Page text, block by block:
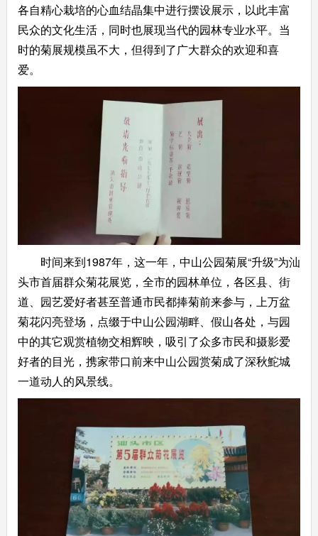
各自精心栽培的心血结晶集中进行摆设展示，以此丰富
民众的文化生活，同时也展现当代的园林专业水平。当
时的菊展规模虽不大，但得到了广大群众的欢迎和喜
爱。
时间来到1987年，这一年，中山公园菊展“升级”为汕
头市首届群众菊花展览，全市的园林单位，各区县、街
道、园艺爱好者甚至普通市民都捧菊前来参与，上万盆
菊花闪亮登场，点缀于中山公园湖畔、假山各处，与园
中的其它观赏植物交相辉映，吸引了众多市民和摄影爱
好者的目光，携家带口前来中山公园赏菊成了深秋鮀城
一道动人的风景线。